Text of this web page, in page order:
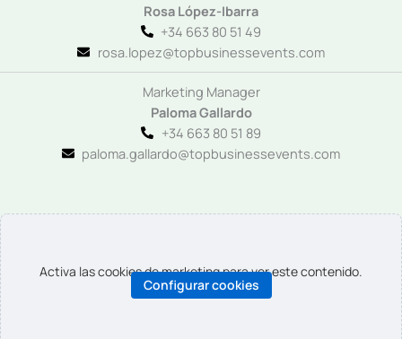
Rosa López-Ibarra
+34 663 80 51 49
rosa.lopez@topbusinessevents.com
Marketing Manager
Paloma Gallardo
+34 663 80 51 89
paloma.gallardo@topbusinessevents.com
Activa las cookies de marketing para ver este contenido.
Configurar cookies